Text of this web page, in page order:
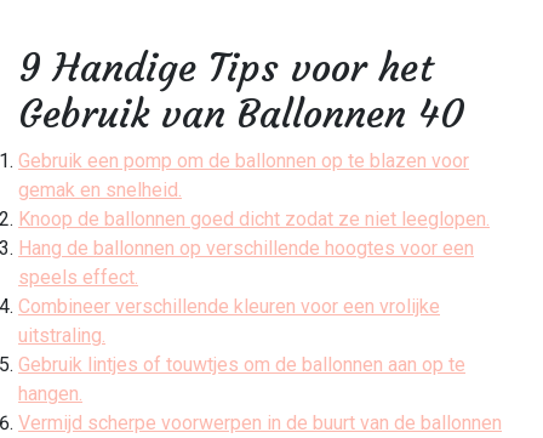
9 Handige Tips voor het
Gebruik van Ballonnen 40
Gebruik een pomp om de ballonnen op te blazen voor
gemak en snelheid.
Knoop de ballonnen goed dicht zodat ze niet leeglopen.
Hang de ballonnen op verschillende hoogtes voor een
speels effect.
Combineer verschillende kleuren voor een vrolijke
uitstraling.
Gebruik lintjes of touwtjes om de ballonnen aan op te
hangen.
Vermijd scherpe voorwerpen in de buurt van de ballonnen